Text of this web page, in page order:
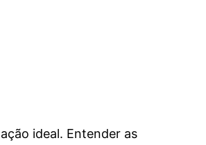
ideal. Entender as